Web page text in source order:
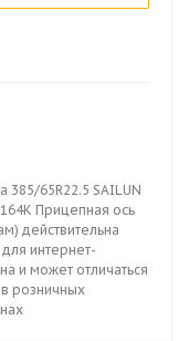
385/65R22.5 SAILUN
Прицепная ось
действительна
для интернет-
и может отличаться
розничных